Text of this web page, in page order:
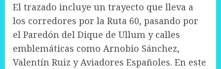
El trazado incluye un trayecto que lleva a
los corredores por la Ruta 60, pasando por
el Paredón del Dique de Ullum y calles
emblemáticas como Arnobio Sánchez,
Valentín Ruiz y Aviadores Españoles. En este